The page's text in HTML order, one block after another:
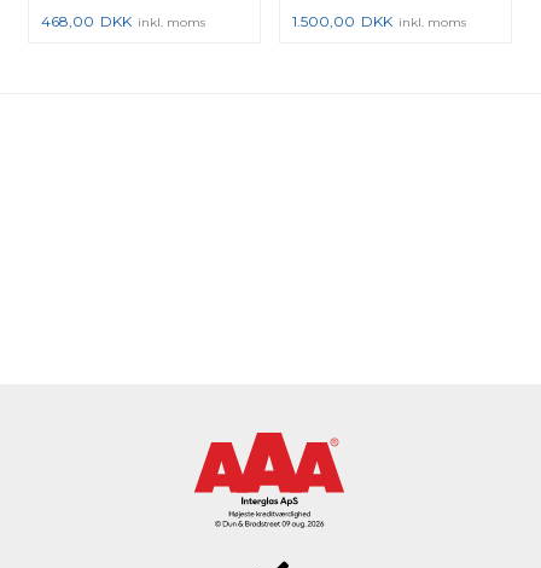
468,00 DKK inkl. moms 1.500,00 DKK inkl. moms